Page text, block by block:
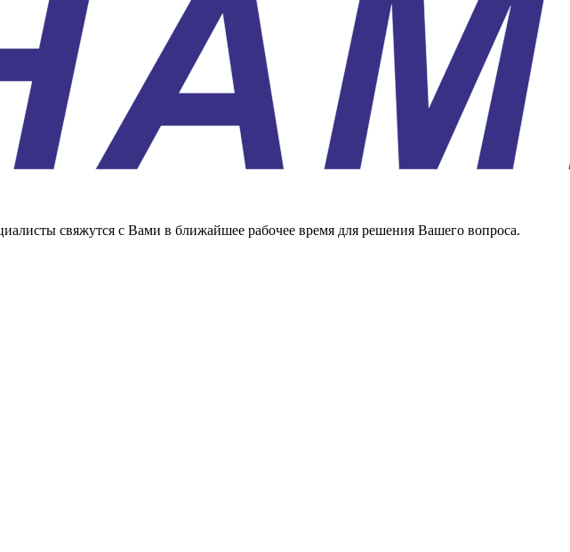
свяжутся с Вами в ближайшее рабочее время для решения Вашего вопроса.